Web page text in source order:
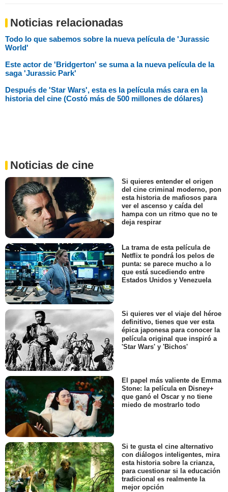
Noticias relacionadas
Todo lo que sabemos sobre la nueva película de 'Jurassic
World'
Este actor de 'Bridgerton' se suma a la nueva película de la
saga 'Jurassic Park'
Después de 'Star Wars', esta es la película más cara en la
historia del cine (Costó más de 500 millones de dólares)
Noticias de cine
Si quieres entender el origen
del cine criminal moderno, pon
esta historia de mafiosos para
ver el ascenso y caída del
hampa con un ritmo que no te
deja respirar
La trama de esta película de
Netflix te pondrá los pelos de
punta: se parece mucho a lo
que está sucediendo entre
Estados Unidos y Venezuela
Si quieres ver el viaje del héroe
definitivo, tienes que ver esta
épica japonesa para conocer la
película original que inspiró a
'Star Wars' y 'Bichos'
El papel más valiente de Emma
Stone: la película en Disney+
que ganó el Oscar y no tiene
miedo de mostrarlo todo
Si te gusta el cine alternativo
con diálogos inteligentes, mira
esta historia sobre la crianza,
para cuestionar si la educación
tradicional es realmente la
mejor opción